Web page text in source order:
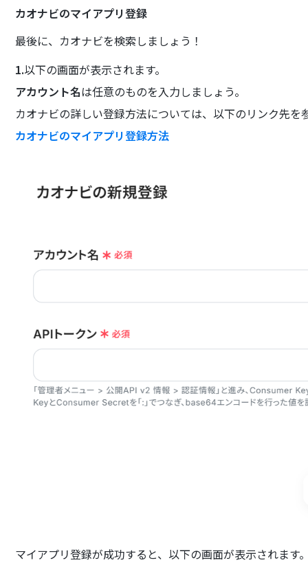
カオナビのマイアプリ登録
最後に、カオナビを検索しましょう！
1.以下の画面が表示されます。
アカウント名は任意のものを入力しましょう。
カオナビの詳しい登録方法については、以下のリンク先を
カオナビのマイアプリ登録方法
マイアプリ登録が成功すると、以下の画面が表示されます